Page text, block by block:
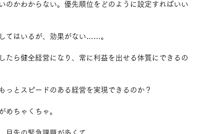
のかわからない。優先順位をどのように設定すればいい
てはいるが、効果がない……。
たら健全経営になり、常に利益を出せる体質にできるの
っとスピードのある経営を実現できるのか？
めちゃくちゃ。